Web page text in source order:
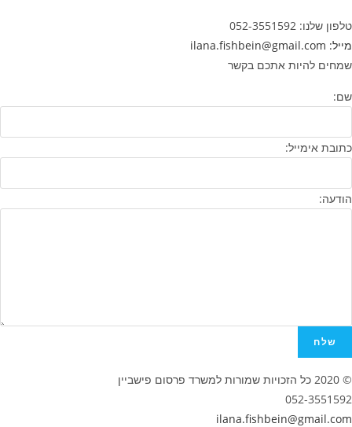
טלפון שלנו: ‭‬052-3551592
מייל: ‭‬ilana.fishbein@gmail.com
שמחים‭ ‬להיות‭ ‬אתכם‭ ‬בקשר‬‬‬‬‬‬
שם:
כתובת אימייל:
הודעה:
שלח
© 2020 כל הזכויות שמורות למשרד פרסום פישביין
‭‬052-3551592
‭‬ilana.fishbein@gmail.com